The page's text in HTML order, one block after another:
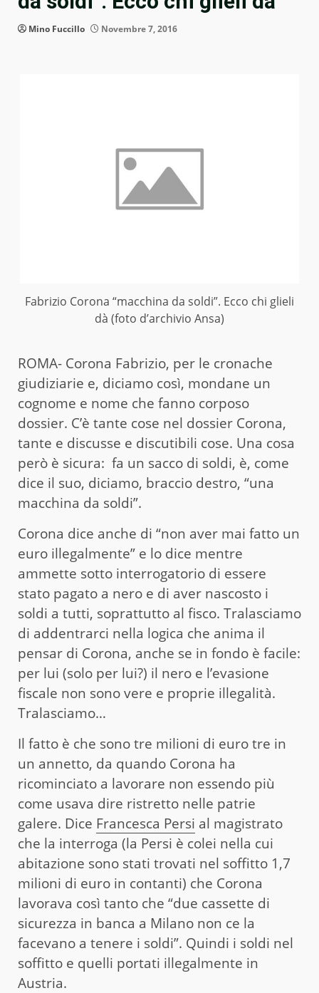
Mino Fuccillo Novembre 7, 2016
Fabrizio Corona “macchina da soldi”. Ecco chi glieli
dà (foto d’archivio Ansa)
ROMA- Corona Fabrizio, per le cronache
giudiziarie e, diciamo così, mondane un
cognome e nome che fanno corposo
dossier. C’è tante cose nel dossier Corona,
tante e discusse e discutibili cose. Una cosa
però è sicura: fa un sacco di soldi, è, come
dice il suo, diciamo, braccio destro, “una
macchina da soldi”.
Corona dice anche di “non aver mai fatto un
euro illegalmente” e lo dice mentre
ammette sotto interrogatorio di essere
stato pagato a nero e di aver nascosto i
soldi a tutti, soprattutto al fisco. Tralasciamo
di addentrarci nella logica che anima il
pensar di Corona, anche se in fondo è facile:
per lui (solo per lui?) il nero e l’evasione
fiscale non sono vere e proprie illegalità.
Tralasciamo…
Il fatto è che sono tre milioni di euro tre in
un annetto, da quando Corona ha
ricominciato a lavorare non essendo più
come usava dire ristretto nelle patrie
galere. Dice Francesca Persi al magistrato
che la interroga (la Persi è colei nella cui
abitazione sono stati trovati nel soffitto 1,7
milioni di euro in contanti) che Corona
lavorava così tanto che “due cassette di
sicurezza in banca a Milano non ce la
facevano a tenere i soldi”. Quindi i soldi nel
soffitto e quelli portati illegalmente in
Austria.